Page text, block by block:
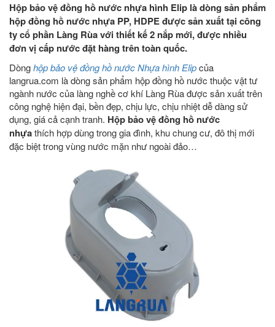
Hộp bảo vệ đồng hồ nước nhựa hình Elip là dòng sản phẩm
hộp đồng hồ nước nhựa PP, HDPE được sản xuất tại công
ty cổ phần Làng Rùa với thiết kế 2 nắp mới, được nhiều
đơn vị cấp nước đặt hàng trên toàn quốc.
Dònghộp bảo vệ đồng hồ nước Nhựa hình Elipcủa
langrua.com là dòng sản phẩm hộp đồng hồ nước thuộc vật tư
ngành nước của làng nghề cơ khí Làng Rùa được sản xuất trên
công nghệ hiện đại, bền đẹp, chịu lực, chịu nhiệt dễ dàng sử
dụng, giá cả cạnh tranh. Hộp bảo vệ đồng hồ nước
nhựathích hợp dùng trong gia đình, khu chung cư, đô thị mới
đặc biệt trong vùng nước mặn như ngoài đảo…